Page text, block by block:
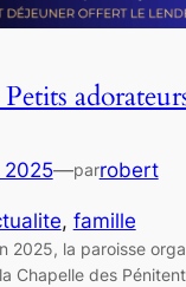
—parrobert
, famille
2025, la paroisse
Chapelle des